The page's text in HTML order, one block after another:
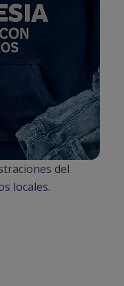
del
locales.